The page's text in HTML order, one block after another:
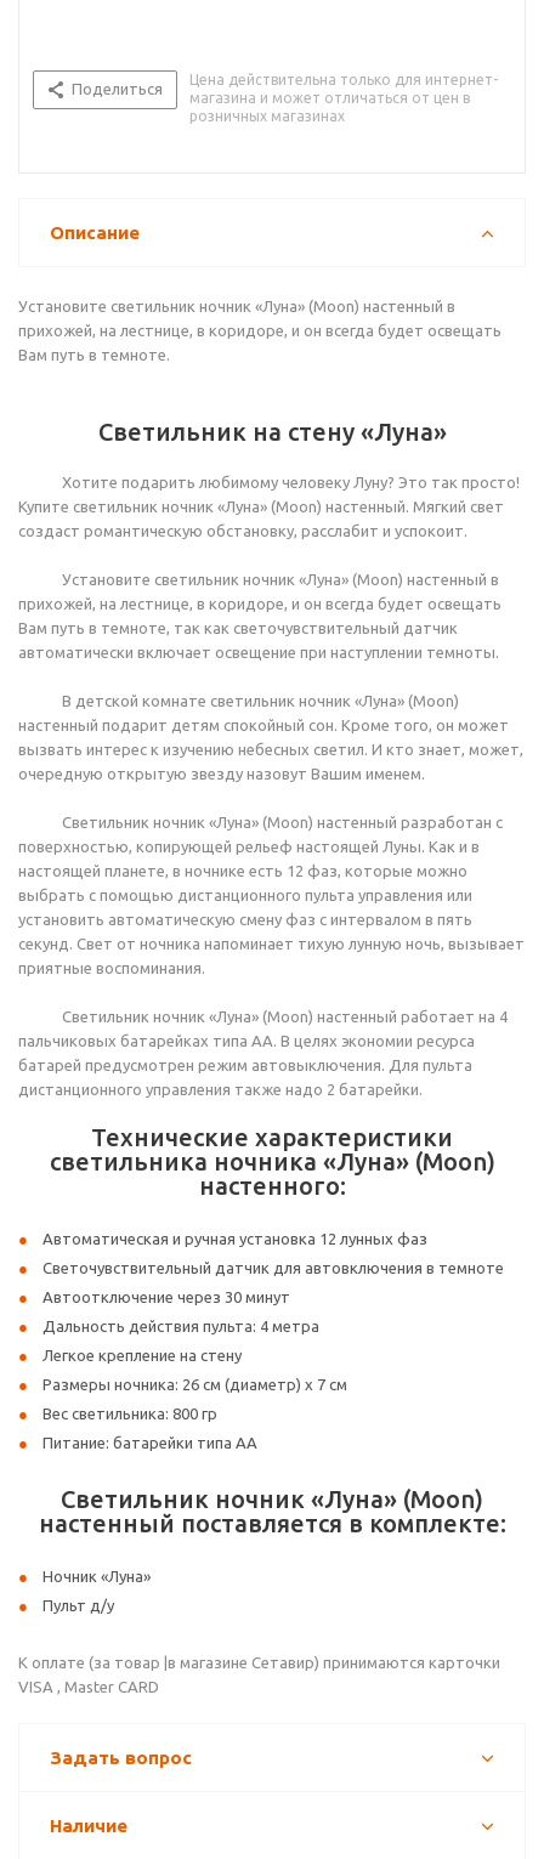
Поделиться
Цена действительна только для интернет-
магазина и может отличаться от цен в
розничных магазинах
Описание
Установите светильник ночник «Луна» (Moon) настенный в
прихожей, на лестнице, в коридоре, и он всегда будет освещать
Вам путь в темноте.
Светильник на стену «Луна»
Хотите подарить любимому человеку Луну? Это так просто!
Купите светильник ночник «Луна» (Moon) настенный. Мягкий свет
создаст романтическую обстановку, расслабит и успокоит.
Установите светильник ночник «Луна» (Moon) настенный в
прихожей, на лестнице, в коридоре, и он всегда будет освещать
Вам путь в темноте, так как светочувствительный датчик
автоматически включает освещение при наступлении темноты.
В детской комнате светильник ночник «Луна» (Moon)
настенный подарит детям спокойный сон. Кроме того, он может
вызвать интерес к изучению небесных светил. И кто знает, может,
очередную открытую звезду назовут Вашим именем.
Светильник ночник «Луна» (Moon) настенный разработан с
поверхностью, копирующей рельеф настоящей Луны. Как и в
настоящей планете, в ночнике есть 12 фаз, которые можно
выбрать с помощью дистанционного пульта управления или
установить автоматическую смену фаз с интервалом в пять
секунд. Свет от ночника напоминает тихую лунную ночь, вызывает
приятные воспоминания.
Светильник ночник «Луна» (Moon) настенный работает на 4
пальчиковых батарейках типа АА. В целях экономии ресурса
батарей предусмотрен режим автовыключения. Для пульта
дистанционного управления также надо 2 батарейки.
Технические характеристики
светильника ночника «Луна» (Moon)
настенного:
Автоматическая и ручная установка 12 лунных фаз
Светочувствительный датчик для автовключения в темноте
Автоотключение через 30 минут
Дальность действия пульта: 4 метра
Легкое крепление на стену
Размеры ночника: 26 см (диаметр) х 7 см
Вес светильника: 800 гр
Питание: батарейки типа АА
Светильник ночник «Луна» (Moon)
настенный поставляется в комплекте:
Ночник «Луна»
Пульт д/у
К оплате (за товар |в магазине Сетавир) принимаются карточки
VISA , Master CARD
Задать вопрос
Наличие